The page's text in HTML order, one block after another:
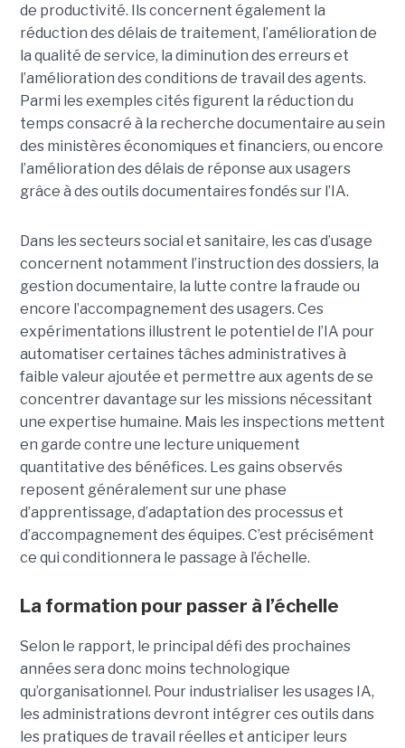
de productivité. Ils concernent également la
réduction des délais de traitement, l’amélioration de
la qualité de service, la diminution des erreurs et
l’amélioration des conditions de travail des agents.
Parmi les exemples cités figurent la réduction du
temps consacré à la recherche documentaire au sein
des ministères économiques et financiers, ou encore
l’amélioration des délais de réponse aux usagers
grâce à des outils documentaires fondés sur l’IA.
Dans les secteurs social et sanitaire, les cas d’usage
concernent notamment l’instruction des dossiers, la
gestion documentaire, la lutte contre la fraude ou
encore l’accompagnement des usagers. Ces
expérimentations illustrent le potentiel de l’IA pour
automatiser certaines tâches administratives à
faible valeur ajoutée et permettre aux agents de se
concentrer davantage sur les missions nécessitant
une expertise humaine. Mais les inspections mettent
en garde contre une lecture uniquement
quantitative des bénéfices. Les gains observés
reposent généralement sur une phase
d’apprentissage, d’adaptation des processus et
d’accompagnement des équipes. C’est précisément
ce qui conditionnera le passage à l’échelle.
La formation pour passer à l’échelle
Selon le rapport, le principal défi des prochaines
années sera donc moins technologique
qu’organisationnel. Pour industrialiser les usages IA,
les administrations devront intégrer ces outils dans
les pratiques de travail réelles et anticiper leurs